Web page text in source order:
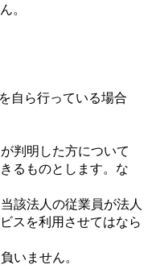
。
⾃ら⾏っている場合
判明した⽅について
るものとします。な
該法⼈の従業員が法⼈
スを利⽤させてはなら
いません。